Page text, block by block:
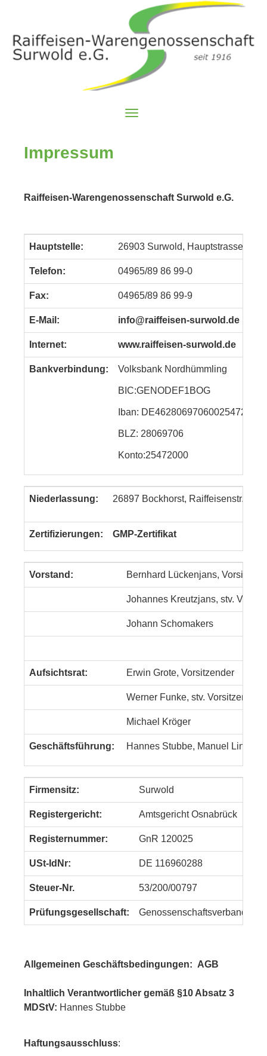
Impressum
Raiffeisen-Warengenossenschaft Surwold e.G.
Hauptstelle: 26903 Surwold, Hauptstrasse 139
Telefon: 04965/89 86 99-0
Fax: 04965/89 86 99-9
E-Mail: info@raiffeisen-surwold.de
Internet: www.raiffeisen-surwold.de
Bankverbindung: Volksbank Nordhümmling
BIC:GENODEF1BOG
Iban: DE46280697060025472000
BLZ: 28069706
Konto:25472000
Niederlassung: 26897 Bockhorst, Raiffeisenstr. 4,
Zertifizierungen: GMP-Zertifikat
Vorstand: Bernhard Lückenjans,
Johannes Kreutzjans, stv.
Johann Schomakers
Aufsichtsrat: Erwin Grote, Vorsitzender
Werner Funke, stv. Vorsitzender
Michael Kröger
Geschäftsführung: Hannes Stubbe, Manuel
Firmensitz: Surwold
Registergericht: Amtsgericht Osnabrück
Registernummer: GnR 120025
USt-IdNr: DE 116960288
Steuer-Nr. 53/200/00797
Prüfungsgesellschaft: Genossenschaftsverband
Allgemeinen Geschäftsbedingungen: AGB
Inhaltlich Verantwortlicher gemäß §10 Absatz 3
MDStV: Hannes Stubbe
Haftungsausschluss: